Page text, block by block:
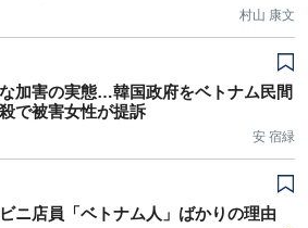
村山 康文
加害の実態…韓国政府をベトナム民間
で被害女性が提訴
安 宿緑
ニ店員「ベトナム人」ばかりの理由